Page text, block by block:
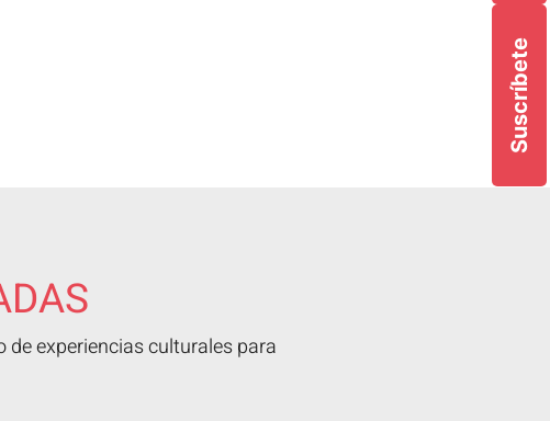
Suscríbete
experiencias culturales para